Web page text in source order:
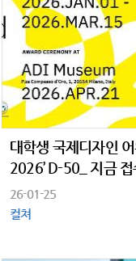
대학생 국제디자인
2026’ D-50_ 지금
26-01-25
컬쳐